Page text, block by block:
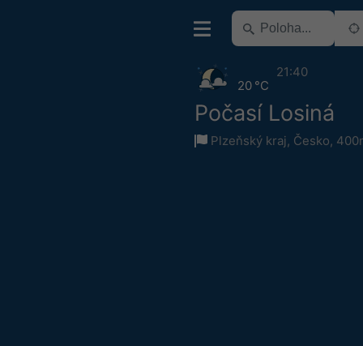
Počasí Losiná
Plzeňský kraj, Česko,
20 °C
21:40